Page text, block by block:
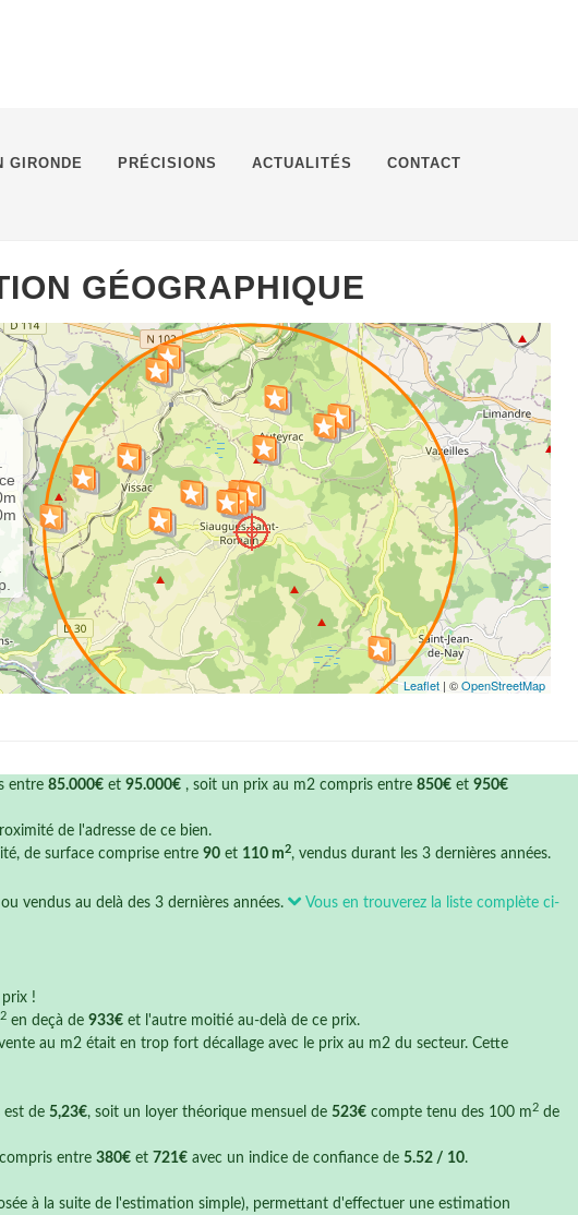
GIRONDE PRÉCISIONS ACTUALITÉS CONTACT
GÉOGRAPHIQUE
Leaflet | ©OpenStreetMap
entre 85.000€ et 95.000€ , soit un prix au m2 compris entre 850€ et 950€
de l'adresse de ce bien.
de surface comprise entre 90 et 110 m2, vendus durant les 3 dernières années.
vendus au delà des 3 dernières années.
Vous en trouverez la liste complète ci-
!
2 en deçà de 933€ et l'autre moitié au-delà de ce prix.
au m2 était en trop fort décallage avec le prix au m2 du secteur. Cette
est de 5,23€, soit un loyer théorique mensuel de 523€ compte tenu des 100 m 2 de
entre 380€ et 721€ avec un indice de confiance de 5.52 / 10.
à la suite de l'estimation simple), permettant d'effectuer une estimation